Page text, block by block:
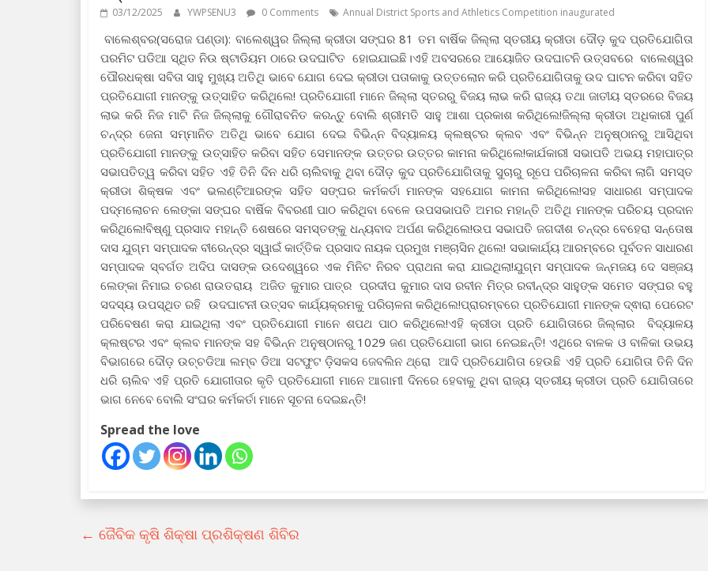
03/12/2025 YWPSENU3 0 Comments Annual District Sports and Athletics Competition inaugurated
ବାଲେଶ୍ବର(ସରୋଜ ପଣ୍ଡା): ବାଲେଶ୍ୱର ଜିଲ୍ଲା କ୍ରୀଡା ସଙ୍ଘର 81 ତମ ବାର୍ଷିକ ଜିଲ୍ଲା ସ୍ତରୀୟ କ୍ରୀଡା ଦୌଡ଼ କୁଦ ପ୍ରତିଯୋଗିତା
ପରମିଟ ପଡିଆ ସ୍ଥିତ ନିଉ ଷ୍ଟାଡିୟମ ଠାରେ ଉଦଘାଟିତ ହୋଇଯାଇଛି।ଏହି ଅବସରରେ ଆୟୋଜିତ ଉଦଘାଟନି ଉତ୍ସବରେ ବାଲେଶ୍ୱର
ପୌରଧକ୍ଷା ସବିତା ସାହୁ ମୁଖ୍ୟ ଅତିଥି ଭାବେ ଯୋଗ ଦେଇ କ୍ରୀଡା ପତାକାକୁ ଉତ୍ତଲୋନ କରି ପ୍ରତିଯୋଗିତାକୁ ଉଦ ଘାଟନ କରିବା ସହିତ
ପ୍ରତିଯୋଗୀ ମାନଙ୍କୁ ଉତ୍ସାହିତ କରିଥିଲେ! ପ୍ରତିଯୋଗୀ ମାନେ ଜିଲ୍ଲା ସ୍ତରରୁ ବିଜୟ ଲାଭ କରି ରାଜ୍ୟ ତଥା ଜାତୀୟ ସ୍ତରରେ ବିଜୟ
ଲାଭ କରି ନିଜ ମାଟି ନିଜ ଜିଲ୍ଲାକୁ ଗୌରାବନିତ କରନ୍ତୁ ବୋଲି ଶ୍ରୀମତି ସାହୁ ଆଶା ପ୍ରକାଶ କରିଥିଲେ!ଜିଲ୍ଲା କ୍ରୀଡା ଅଧିକାରୀ ପୁର୍ଣ
ଚନ୍ଦ୍ର ଜେନା ସମ୍ମାନିତ ଅତିଥି ଭାବେ ଯୋଗ ଦେଇ ବିଭିନ୍ନ ବିଦ୍ୟାଳୟ କ୍ଲଷ୍ଟର କ୍ଲବ ଏବଂ ବିଭିନ୍ନ ଅନୁଷ୍ଠାନରୁ ଆସିଥିବା
ପ୍ରତିଯୋଗୀ ମାନଙ୍କୁ ଉତ୍ସାହିତ କରିବା ସହିତ ସେମାନଙ୍କ ଉତ୍ତର ଉତ୍ତର କାମନା କରିଥିଲେ!କାର୍ଯକାରୀ ସଭାପତି ଅଭୟ ମହାପାତ୍ର
ସଭାପତିତ୍ୱ କରିବା ସହିତ ଏହି ତିନି ଦିନ ଧରି ଚାଲିବାକୁ ଥିବା ଦୌଡ଼ କୁଦ ପ୍ରତିଯୋଗିତାକୁ ସୁଚାରୁ ରୂପେ ପରିଚାଳନା କରିବା ଲାଗି ସମସ୍ତ
କ୍ରୀଡା ଶିକ୍ଷକ ଏବଂ ଭଲଣ୍ଟିଆରଙ୍କ ସହିତ ସଙ୍ଘର କର୍ମକର୍ତା ମାନଙ୍କ ସହଯୋଗ କାମନା କରିଥିଲେ!ସହ ସାଧାରଣ ସମ୍ପାଦକ
ପଦ୍ମଲୋଚନ ଲେଙ୍କା ସଙ୍ଘର ବାର୍ଷିକ ବିବରଣୀ ପାଠ କରିଥିବା ବେଳେ ଉପସଭାପତି ଅମର ମହାନ୍ତି ଅତିଥି ମାନଙ୍କ ପରିଚୟ ପ୍ରଦାନ
କରିଥିଲେ!ବିଷ୍ଣୁ ପ୍ରସାଦ ମହାନ୍ତି ଶେଷରେ ସମସ୍ତଙ୍କୁ ଧନ୍ୟବାଦ ଅର୍ପଣ କରିଥିଲେ!ଉପ ସଭାପତି ଜଗଦୀଶ ଚନ୍ଦ୍ର ବେହେରା ସନ୍ତୋଷ
ଦାସ ଯୁଗ୍ମ ସମ୍ପାଦକ ବୀରେନ୍ଦ୍ର ସ୍ୱାଇଁ କାର୍ତ୍ତିକ ପ୍ରସାଦ ନାୟକ ପ୍ରମୁଖ ମଞ୍ଚାସିନ ଥିଲେ! ସଭାକାର୍ଯ୍ୟ ଆରମ୍ବରେ ପୂର୍ବତନ ସାଧାରଣ
ସମ୍ପାଦକ ସ୍ବର୍ଗତ ଅଦିପ ଦାସଙ୍କ ଉଦେଶ୍ୱରେ ଏକ ମିନିଟ ନିରବ ପ୍ରାଥନା କରା ଯାଇଥିଲା!ଯୁଗ୍ମ ସମ୍ପାଦକ ଜନ୍ମଜୟ ଦେ ସଞ୍ଜୟ
ଲେଙ୍କା ନିମାଇ ଚରଣ ରାଉତରାୟ ଅଜିତ କୁମାର ପାତ୍ର ପ୍ରଦୀପ କୁମାର ଦାସ ରବୀନ ମିତ୍ର ରବୀନ୍ଦ୍ର ସାହୁଙ୍କ ସମେତ ସଙ୍ଘର ବହୁ
ସଦସ୍ୟ ଉପସ୍ଥିତ ରହି ଉଦଘାଟନୀ ଉତ୍ସବ କାର୍ଯ୍ୟକ୍ରମକୁ ପରିଚାଳନା କରିଥିଲେ!ପ୍ରାରମ୍ବରେ ପ୍ରତିଯୋଗୀ ମାନଙ୍କ ଦ୍ଵାରା ପେରେଟ
ପରିବେଷଣ କରା ଯାଇଥିଲା ଏବଂ ପ୍ରତିଯୋଗୀ ମାନେ ଶପଥ ପାଠ କରିଥିଲେ!ଏହି କ୍ରୀଡା ପ୍ରତି ଯୋଗିତାରେ ଜିଲ୍ଲାର ବିଦ୍ୟାଳୟ
କ୍ଲଷ୍ଟର ଏବଂ କ୍ଲବ ମାନଙ୍କ ସହ ବିଭିନ୍ନ ଅନୁଷ୍ଠାନରୁ 1029 ଜଣ ପ୍ରତିଯୋଗୀ ଭାଗ ନେଇଛନ୍ତି! ଏଥିରେ ବାଳକ ଓ ବାଳିକା ଉଭୟ
ବିଭାଗରେ ଦୌଡ଼ ଉଚ୍ଚଡିଆ ଲମ୍ବ ଡିଆ ସଟଫୁଟ ଡ଼ିସକସ ଜେବଲିନ ଥ୍ରୋ ଆଦି ପ୍ରତିଯୋଗିତା ହେଉଛି ଏହି ପ୍ରତି ଯୋଗିତା ତିନି ଦିନ
ଧରି ଚାଲିବ ଏହି ପ୍ରତି ଯୋଗୀତାର କୃତି ପ୍ରତିଯୋଗୀ ମାନେ ଆଗାମୀ ଦିନରେ ହେବାକୁ ଥିବା ରାଜ୍ୟ ସ୍ତରୀୟ କ୍ରୀଡା ପ୍ରତି ଯୋଗିତାରେ
ଭାଗ ନେବେ ବୋଲି ସଂଘର କର୍ମକର୍ତା ମାନେ ସୂଚନା ଦେଇଛନ୍ତି!
Spread the love
← ଜୈବିକ କୃଷି ଶିକ୍ଷା ପ୍ରଶିକ୍ଷଣ ଶିବିର